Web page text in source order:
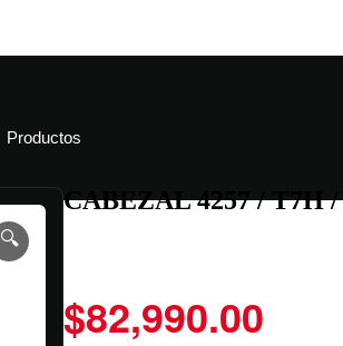
Productos
🔍
CABEZAL 4257 / T7H
$82,990.00